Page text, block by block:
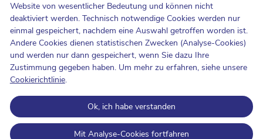
Website von wesentlicher Bedeutung und können nicht
deaktiviert werden. Technisch notwendige Cookies werden nur
einmal gespeichert, nachdem eine Auswahl getroffen worden ist.
Andere Cookies dienen statistischen Zwecken (Analyse-Cookies)
und werden nur dann gespeichert, wenn Sie dazu Ihre
Zustimmung gegeben haben. Um mehr zu erfahren, siehe unsere
Cookierichtlinie.
Ok, ich habe verstanden
Mit Analyse-Cookies fortfahren
Newsletter
Barrierefreiheit
Presse
Cookie-Politik
Schutz der Privatsphäre
Nutzungsbedingungen und Urheberrechte
Informationskategorisierung